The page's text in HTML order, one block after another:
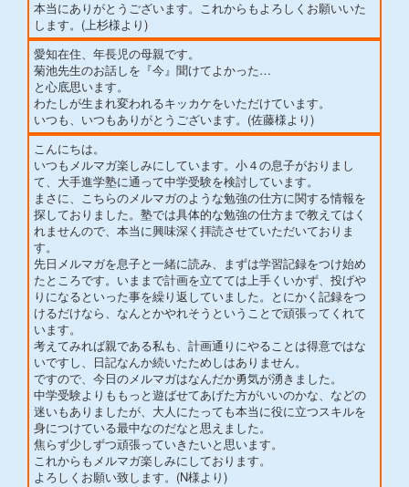
本当にありがとうございます。これからもよろしくお願いいた
します。(上杉様より)
愛知在住、年長児の母親です。
菊池先生のお話しを『今』聞けてよかった…
と心底思います。
わたしが生まれ変われるキッカケをいただけています。
いつも、いつもありがとうございます。(佐藤様より)
こんにちは。
いつもメルマガ楽しみにしています。小４の息子がおりまし
て、大手進学塾に通って中学受験を検討しています。
まさに、こちらのメルマガのような勉強の仕方に関する情報を
探しておりました。塾では具体的な勉強の仕方まで教えてはく
れませんので、本当に興味深く拝読させていただいておりま
す。
先日メルマガを息子と一緒に読み、まずは学習記録をつけ始め
たところです。いままで計画を立てては上手くいかず、投げや
りになるといった事を繰り返していました。とにかく記録をつ
けるだけなら、なんとかやれそうということで頑張ってくれて
います。
考えてみれば親である私も、計画通りにやることは得意ではな
いですし、日記なんか続いたためしはありません。
ですので、今日のメルマガはなんだか勇気が湧きました。
中学受験よりももっと遊ばせてあげた方がいいのかな、などの
迷いもありましたが、大人にたっても本当に役に立つスキルを
身につけている最中なのだなと思えました。
焦らず少しずつ頑張っていきたいと思います。
これからもメルマガ楽しみにしております。
よろしくお願い致します。(N様より)